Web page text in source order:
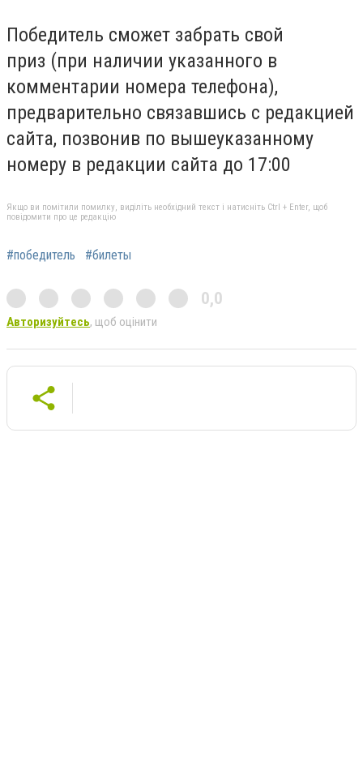
Победитель сможет забрать свой
приз (при наличии указанного в
комментарии номера телефона),
предварительно связавшись с редакцией
сайта, позвонив по вышеуказанному
номеру в редакции сайта до 17:00
Якщо ви помітили помилку, виділіть необхідний текст і натисніть Ctrl + Enter, щоб
повідомити про це редакцію
#победитель #билеты
0,0
Авторизуйтесь, щоб оцінити